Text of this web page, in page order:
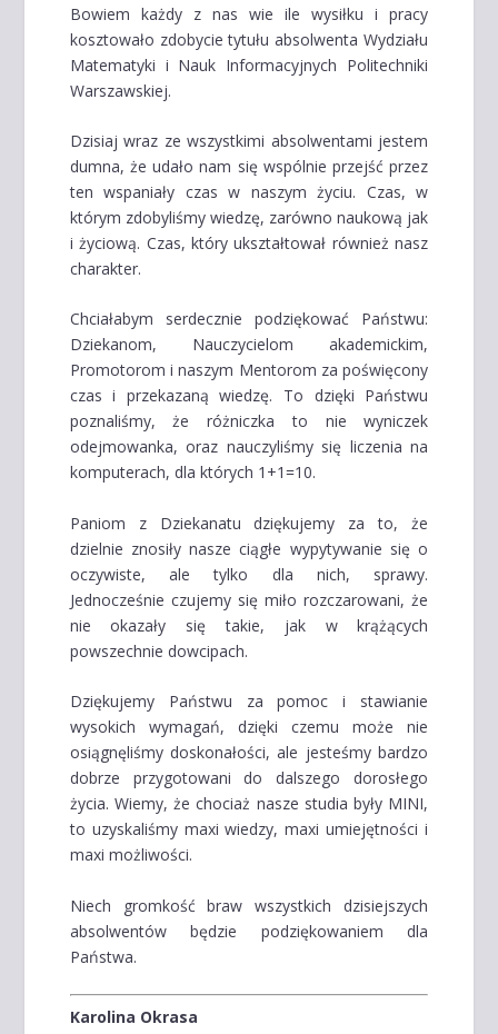
Bowiem każdy z nas wie ile wysiłku i pracy
kosztowało zdobycie tytułu absolwenta Wydziału
Matematyki i Nauk Informacyjnych Politechniki
Warszawskiej.
Dzisiaj wraz ze wszystkimi absolwentami jestem
dumna, że udało nam się wspólnie przejść przez
ten wspaniały czas w naszym życiu. Czas, w
którym zdobyliśmy wiedzę, zarówno naukową jak
i życiową. Czas, który ukształtował również nasz
charakter.
Chciałabym serdecznie podziękować Państwu:
Dziekanom, Nauczycielom akademickim,
Promotorom i naszym Mentorom za poświęcony
czas i przekazaną wiedzę. To dzięki Państwu
poznaliśmy, że różniczka to nie wyniczek
odejmowanka, oraz nauczyliśmy się liczenia na
komputerach, dla których 1+1=10.
Paniom z Dziekanatu dziękujemy za to, że
dzielnie znosiły nasze ciągłe wypytywanie się o
oczywiste, ale tylko dla nich, sprawy.
Jednocześnie czujemy się miło rozczarowani, że
nie okazały się takie, jak w krążących
powszechnie dowcipach.
Dziękujemy Państwu za pomoc i stawianie
wysokich wymagań, dzięki czemu może nie
osiągnęliśmy doskonałości, ale jesteśmy bardzo
dobrze przygotowani do dalszego dorosłego
życia. Wiemy, że chociaż nasze studia były MINI,
to uzyskaliśmy maxi wiedzy, maxi umiejętności i
maxi możliwości.
Niech gromkość braw wszystkich dzisiejszych
absolwentów będzie podziękowaniem dla
Państwa.
Karolina Okrasa